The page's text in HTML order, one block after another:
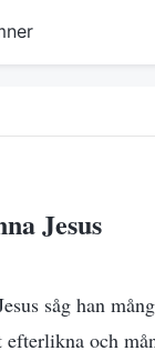
Jesus
såg han
efterlikna och